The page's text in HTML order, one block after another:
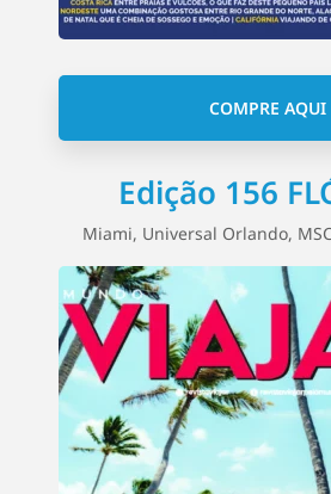
COMPRE AQUI
Edição 156
Miami, Universal Orlando,